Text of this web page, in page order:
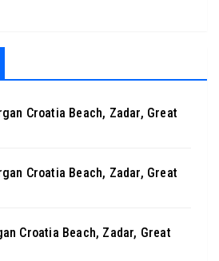
Croatia Beach, Zadar, Great
Croatia Beach, Zadar, Great
Croatia Beach, Zadar, Great